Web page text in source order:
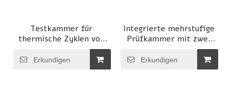
Testkammer für
thermische Zyklen von
Elektrofahrzeugmotoren
Erkundigen
Integrierte mehrstufige
Prüfkammer mit zwei
Erkundigen